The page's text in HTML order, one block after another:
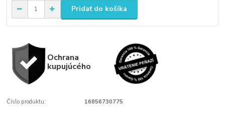
Pridať do košíka
Ochrana
kupujúcého
Číslo produktu: 16856730775